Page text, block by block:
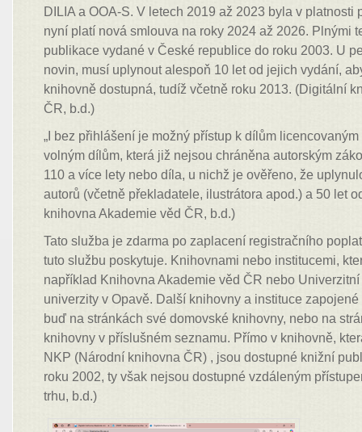
DILIA a OOA-S. V letech 2019 až 2023 byla v platnosti
nyní platí nová smlouva na roky 2024 až 2026. Plnými
publikace vydané v České republice do roku 2003. U
novin, musí uplynout alespoň 10 let od jejich vydání,
knihovně dostupná, tudíž včetně roku 2013. (Digitální
ČR, b.d.)
„I bez přihlášení je možný přístup k dílům
volným dílům, která již nejsou chráněna autorským
110 a více lety nebo díla, u nichž je ověřeno, že
autorů (včetně překladatele, ilustrátora apod.) a 50 let
knihovna Akademie věd ČR, b.d.)
Tato služba je zdarma po zaplacení registračního
tuto službu poskytuje. Knihovnami nebo institucemi,
například Knihovna Akademie věd ČR nebo
univerzity v Opavě. Další knihovny a instituce
buď na stránkách své domovské knihovny, nebo na
knihovny v příslušném seznamu. Přímo v knihovně,
NKP (Národní knihovna ČR) , jsou dostupné knižní
roku 2002, ty však nejsou dostupné vzdáleným
trhu, b.d.)